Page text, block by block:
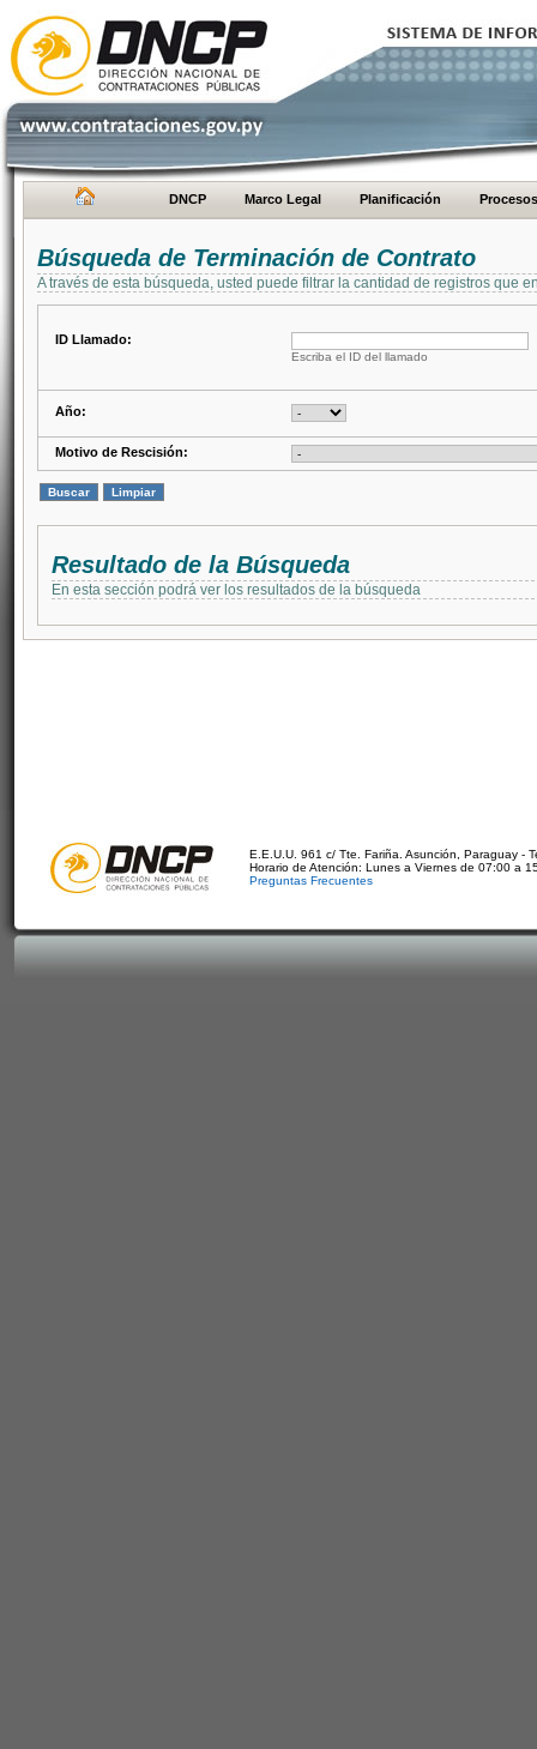
DNCP Marco Legal Planificación Procesos
Búsqueda de Terminación de Contrato
A través de esta búsqueda, usted puede filtrar la cantidad de registros que
ID Llamado:
Escriba el ID del llamado
Año:
Motivo de Rescisión:
Resultado de la Búsqueda
En esta sección podrá ver los resultados de la búsqueda
E.E.U.U. 961 c/ Tte. Fariña. Asunción, Paraguay -
Horario de Atención: Lunes a Viernes de 07:00 a
Preguntas Frecuentes